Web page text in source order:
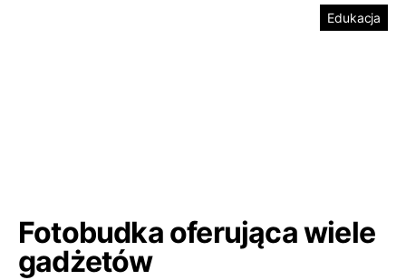
Edukacja
Fotobudka oferująca wiele
gadżetów